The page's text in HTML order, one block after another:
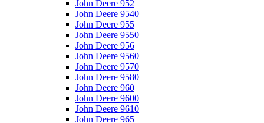
John Deere 952
John Deere 9540
John Deere 955
John Deere 9550
John Deere 956
John Deere 9560
John Deere 9570
John Deere 9580
John Deere 960
John Deere 9600
John Deere 9610
John Deere 965